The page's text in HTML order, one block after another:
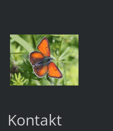
Kontakt